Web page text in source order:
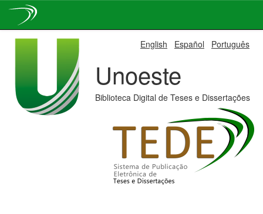
English Español Português
Unoeste
Biblioteca Digital de Teses e Dissertações